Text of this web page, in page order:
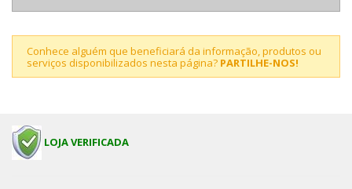
Conhece alguém que beneficiará da informação, produtos ou
serviços disponibilizados nesta página? PARTILHE-NOS!
LOJA VERIFICADA